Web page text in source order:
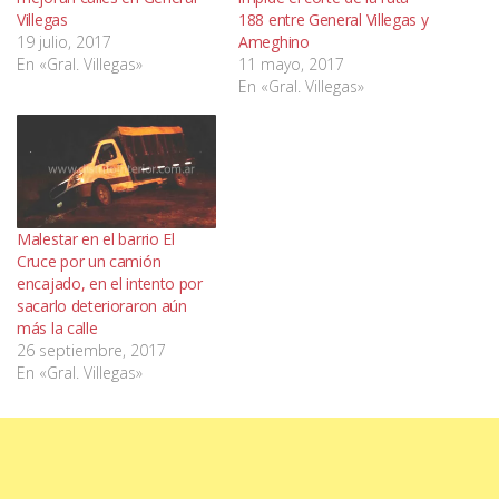
Villegas
19 julio, 2017
En «Gral. Villegas»
188 entre General Villegas y
Ameghino
11 mayo, 2017
En «Gral. Villegas»
Malestar en el barrio El
Cruce por un camión
encajado, en el intento por
sacarlo deterioraron aún
más la calle
26 septiembre, 2017
En «Gral. Villegas»